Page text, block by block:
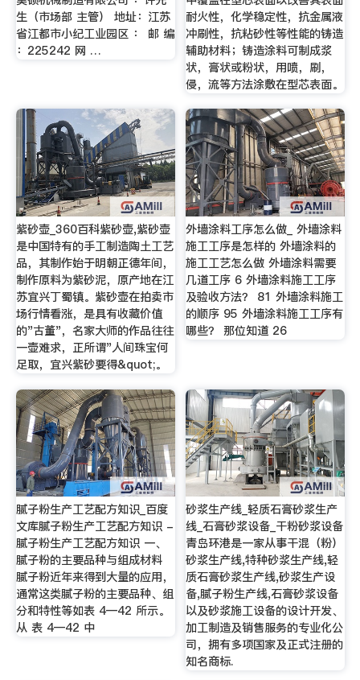
生（市场部 主管） 地址：江苏
省江都市小纪工业园区 ： 邮 编
：225242 网 …
耐火性，化学稳定性，抗金属液
冲刷性，抗粘砂性等性能的铸造
辅助材料；铸造涂料可制成浆
状，膏状或粉状，用喷，刷，
侵，流等方法涂敷在型芯表面。
紫砂壶_360百科紫砂壶,紫砂壶
是中国特有的手工制造陶土工艺
品，其制作始于明朝正德年间，
制作原料为紫砂泥，原产地在江
苏宜兴丁蜀镇。紫砂壶在拍卖市
场行情看涨，是具有收藏价值
的"古董"，名家大师的作品往往
一壶难求，正所谓"人间珠宝何
足取，宜兴紫砂要得&quot;。
外墙涂料工序怎么做_ 外墙涂料
施工工序是怎样的 外墙涂料的
施工工艺怎么做 外墙涂料需要
几道工序 6 外墙涂料施工工序
及验收方法？ 81 外墙涂料施工
的顺序 95 外墙涂料施工工序有
哪些？ 那位知道 26
腻子粉生产工艺配方知识_百度
文库腻子粉生产工艺配方知识 -
腻子粉生产工艺配方知识 一、
腻子粉的主要品种与组成材料
腻子粉近年来得到大量的应用，
通常这类腻子粉的主要品种、组
分和特性等如表 4—42 所示。
从 表 4—42 中
砂浆生产线_轻质石膏砂浆生产
线_石膏砂浆设备_干粉砂浆设备
青岛环港是一家从事干混（粉）
砂浆生产线,特种砂浆生产线,轻
质石膏砂浆生产线,砂浆生产设
备,腻子粉生产线,石膏砂浆设备
以及砂浆施工设备的设计开发、
加工制造及销售服务的专业化公
司，拥有多项国家及正式注册的
知名商标.